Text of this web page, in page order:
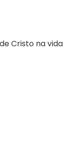
Cristo na vida